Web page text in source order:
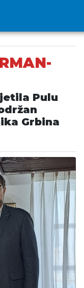
Pulu
Grbina